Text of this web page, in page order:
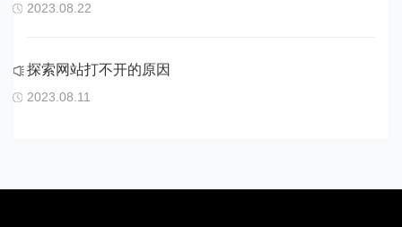
2023.08.22
探索网站打不开的原因
2023.08.11